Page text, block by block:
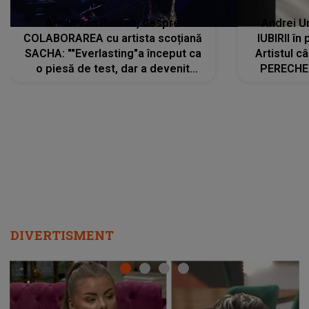
Armin van Buuren, despre
COLABORAREA cu artista scoțiană
SACHA: ""Everlasting"a început ca
o piesă de test, dar a devenit
Andrei
IUBIRII
Artistul
DIVERTISMENT